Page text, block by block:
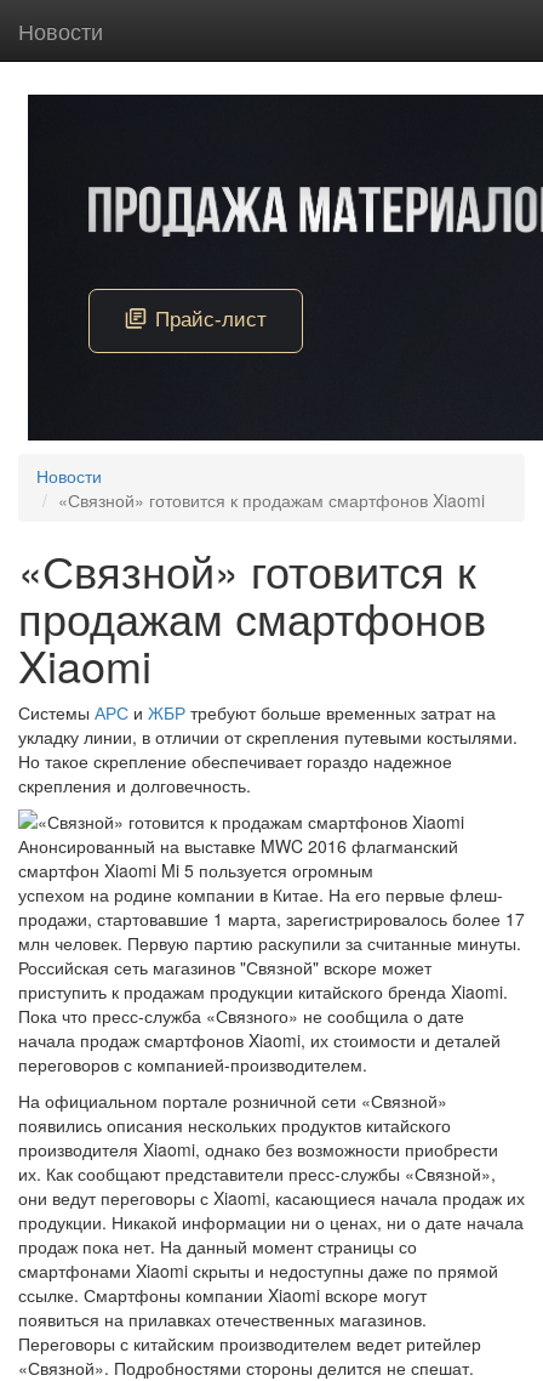
Новости
Новости
«Связной» готовится к продажам смартфонов Xiaomi
«Связной» готовится к
продажам смартфонов
Xiaomi
Системы АРС и ЖБР требуют больше временных затрат на
укладку линии, в отличии от скрепления путевыми костылями.
Но такое скрепление обеспечивает гораздо надежное
скрепления и долговечность.
Анонсированный на выставке MWC 2016 флагманский
смартфон Xiaomi Mi 5 пользуется огромным
успехом на родине компании в Китае. На его первые флеш-
продажи, стартовавшие 1 марта, зарегистрировалось более 17
млн человек. Первую партию раскупили за считанные минуты.
Российская сеть магазинов "Связной" вскоре может
приступить к продажам продукции китайского бренда Xiaomi.
Пока что пресс-служба «Связного» не сообщила о дате
начала продаж смартфонов Xiaomi, их стоимости и деталей
переговоров с компанией-производителем.
На официальном портале розничной сети «Связной»
появились описания нескольких продуктов китайского
производителя Xiaomi, однако без возможности приобрести
их. Как сообщают представители пресс-службы «Связной»,
они ведут переговоры с Xiaomi, касающиеся начала продаж их
продукции. Никакой информации ни о ценах, ни о дате начала
продаж пока нет. На данный момент страницы со
смартфонами Xiaomi скрыты и недоступны даже по прямой
ссылке. Смартфоны компании Xiaomi вскоре могут
появиться на прилавках отечественных магазинов.
Переговоры с китайским производителем ведет ритейлер
«Связной». Подробностями стороны делится не спешат.